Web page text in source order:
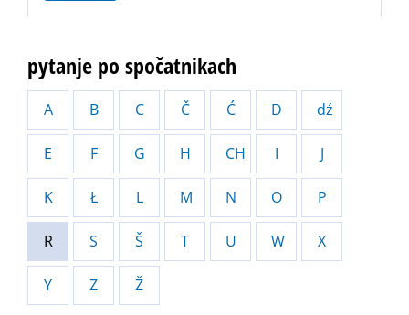
pytanje po spočatnikach
A B C Č Ć D dź
E F G H CH I J
K Ł L M N O P
R S Š T U W X
Y Z Ž